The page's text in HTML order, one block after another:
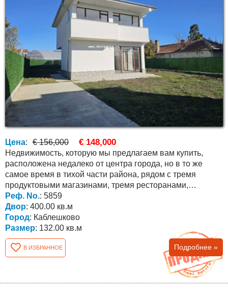
Цена: € 156,000 € 148,000
Недвижимость, которую мы предлагаем вам купить,
расположена недалеко от центра города, но в то же
самое время в тихой части района, рядом с тремя
продуктовыми магазинами, тремя ресторанами,
автобусной...
Реф. No.: 5859
Двор: 400.00 кв.м
Город: Каблешково
Размер: 132.00 кв.м
В ИЗБРАННОЕ Подробнее »